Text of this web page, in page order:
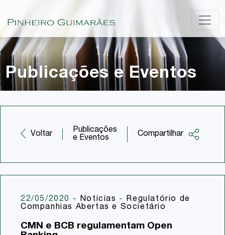
Publicações e Eventos
Voltar
Publicações
e Eventos
Compartilhar
Twitter
Email
Share
22/05/2020 - Notícias - Regulatório de
Companhias Abertas e Societário
CMN e BCB regulamentam Open